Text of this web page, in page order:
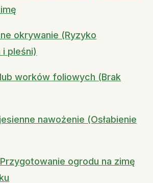
okrywanie (Ryzyko
i pleśni)
worków foliowych (Brak
nawożenie (Osłabienie
ogrodu na zimę